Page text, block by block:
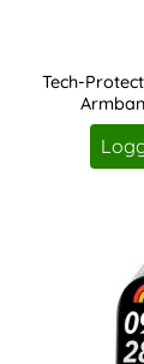
Tech-
Art. nr 243072